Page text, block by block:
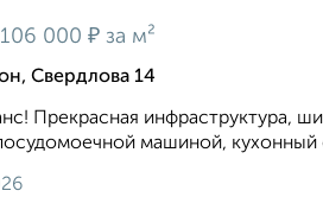
106 000 ₽ за м²
Свердлова 14
Прекрасная инфраструктура,
машиной,